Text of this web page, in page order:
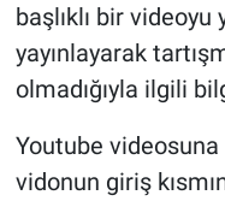
başlıklı bir
yayınlayarak
olmadığıyla ilgili
Youtube
vidonun giriş